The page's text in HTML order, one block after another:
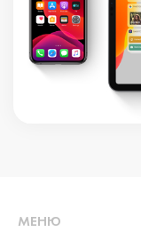
МЕНЮ